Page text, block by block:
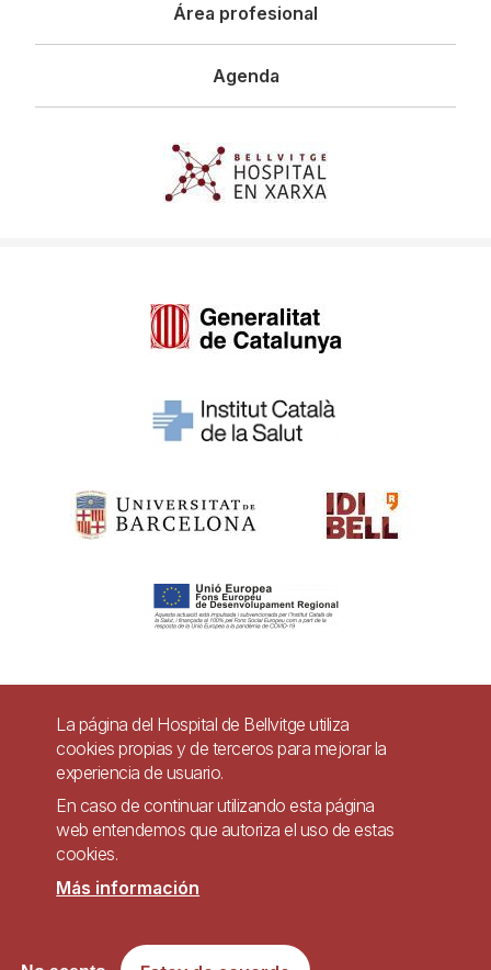
Área profesional
Agenda
Pie
página
Contacto
Accesibilidad
Política de Privacidad de Sistemas de Videovigilancia
Sitio web accesible de conformidad con el Real Decreto 1112/2018, de 7 de
La página del Hospital de Bellvitge utiliza
cookies propias y de terceros para mejorar la
experiencia de usuario.
En caso de continuar utilizando esta página
web entendemos que autoriza el uso de estas
cookies.
Más información